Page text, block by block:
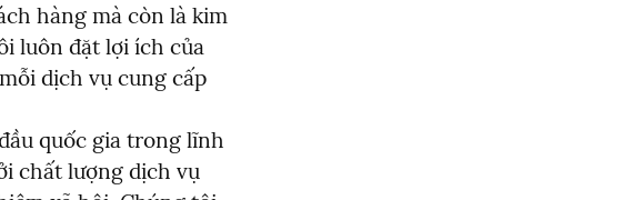
hàng mà còn là kim
luôn đặt lợi ích của
dịch vụ cung cấp
quốc gia trong lĩnh
chất lượng dịch vụ